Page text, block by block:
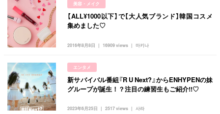
美容・メイク
2016年8月8日 마키나
16909 views
【ALL¥1000以下】で【大人気ブランド】韓国コスメ
集めました♡
エンタメ
2023年6月25日 사라
2517 views
新サバイバル番組『R U Next?』からENHYPENの妹
グループが誕生！？注目の練習生もご紹介!!♡